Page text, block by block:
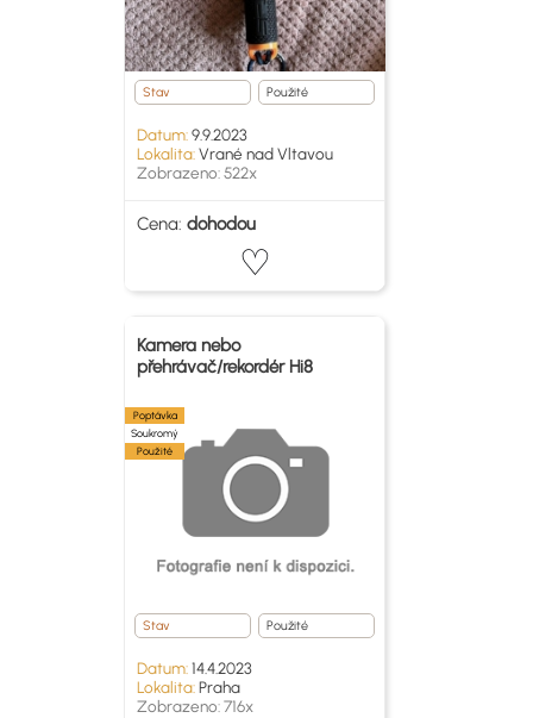
Stav Použité
Datum:9.9.2023
Lokalita:Vrané nad Vltavou
Zobrazeno: 522x
Cena: dohodou
Kamera nebo
přehrávač/rekordér Hi8
Poptávka
Soukromý
Použité
Stav Použité
Datum:14.4.2023
Lokalita:Praha
Zobrazeno: 716x